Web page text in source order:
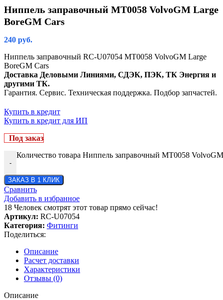
Ниппель заправочный MT0058 VolvoGM Large
BoreGM Cars
240 руб.
Ниппель заправочный RC-U07054 MT0058 VolvoGM Large
BoreGM Cars
Доставка Деловыми Линиями, СДЭК, ПЭК, ТК Энергия и
другими ТК.
Гарантия. Сервис. Техническая поддержка. Подбор запчастей.
Купить в кредит
Купить в кредит для ИП
Под заказ
-
Количество товара Ниппель заправочный MT0058
ЗАКАЗ В 1 КЛИК
Сравнить
Добавить в избранное
18 Человек смотрят этот товар прямо сейчас!
Артикул: RC-U07054
Категория: Фитинги
Поделиться:
Описание
Расчет доставки
Характеристики
Отзывы (0)
Описание